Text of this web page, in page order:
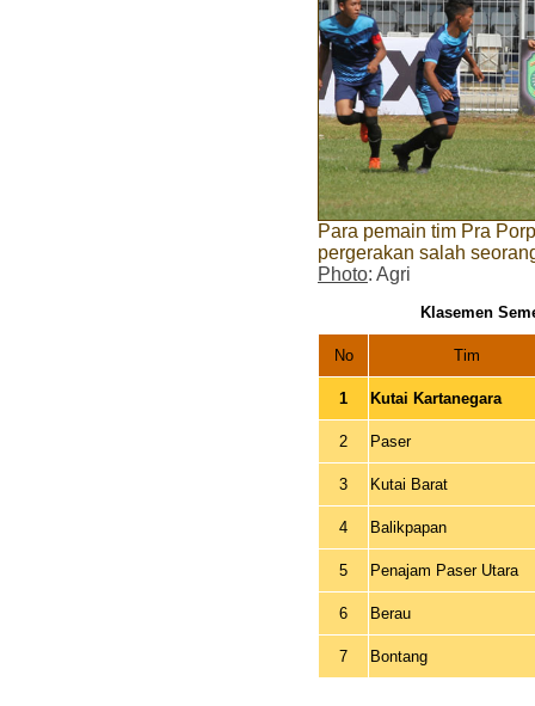
Para pemain tim Pra
pergerakan salah
Photo: Agri
Klasemen
No Tim
1 Kutai Kartanegara
2 Paser
3 Kutai Barat
4 Balikpapan
5 Penajam Paser Utara
6 Berau
7 Bontang